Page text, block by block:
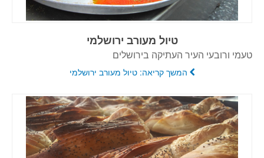
טיול מעורב ירושלמי
טעמי ורובעי העיר העתיקה בירושלים
המשך קריאה: טיול מעורב ירושלמי